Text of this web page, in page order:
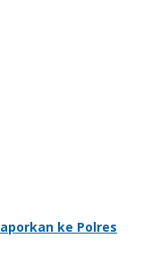
ke Polres